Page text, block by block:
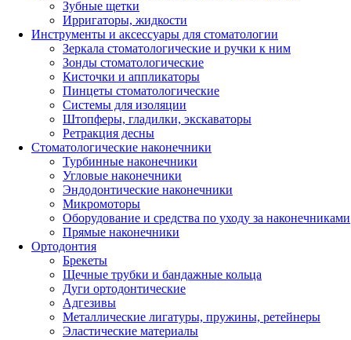
Зубные щетки
Ирригаторы, жидкости
Инструменты и аксессуары для стоматологии
Зеркала стоматологические и ручки к ним
Зонды стоматологические
Кисточки и аппликаторы
Пинцеты стоматологические
Системы для изоляции
Штопферы, гладилки, экскаваторы
Ретракция десны
Стоматологические наконечники
Турбинные наконечники
Угловые наконечники
Эндодонтические наконечники
Микромоторы
Оборудование и средства по уходу за наконечниками
Прямые наконечники
Ортодонтия
Брекеты
Щечные трубки и бандажные кольца
Дуги ортодонтические
Адгезивы
Металлические лигатуры, пружины, ретейнеры
Эластические материалы